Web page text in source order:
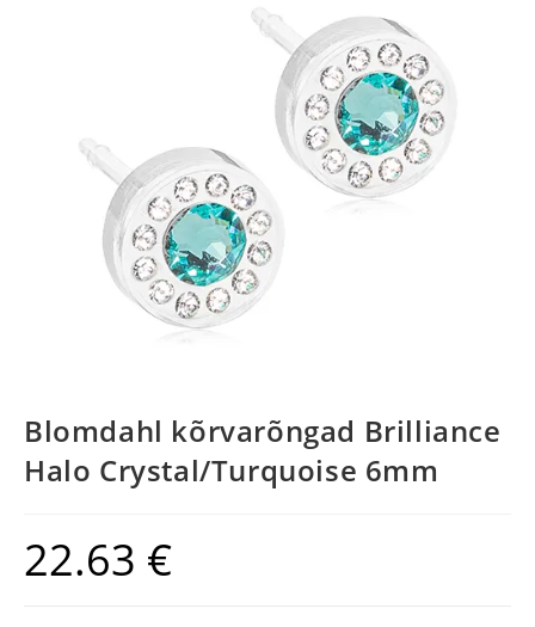
Blomdahl kõrvarõngad Brilliance
Halo Crystal/Turquoise 6mm
22.63 €